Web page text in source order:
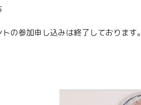
の参加申し込みは終了しております。